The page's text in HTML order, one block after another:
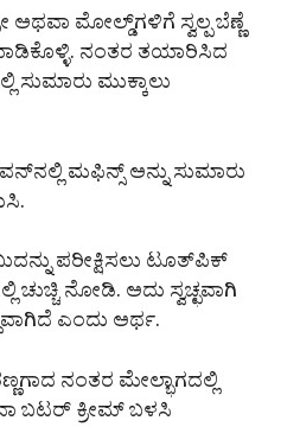
ಮೋಲ್ಡ್‌ಗಳಿಗೆ ಸ್ವಲ್ಪ ಬೆಣ್ಣೆ
ನಂತರ ತಯಾರಿಸಿದ
ಸುಮಾರು ಮುಕ್ಕಾಲು
ಮಫಿನ್ಸ್ ಅನ್ನು ಸುಮಾರು
ಪರೀಕ್ಷಿಸಲು ಟೂತ್‌ಪಿಕ್
ಚುಚ್ಚಿ ನೋಡಿ. ಅದು ಸ್ವಚ್ಛವಾಗಿ
ಎಂದು ಅರ್ಥ.
ನಂತರ ಮೇಲ್ಭಾಗದಲ್ಲಿ
ಬಟರ್ ಕ್ರೀಮ್ ಬಳಸಿ